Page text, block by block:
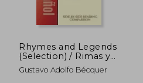
Rhymes and Legends
(Selection) / Rimas y
Leyendas
(Seleccion),A Dual-
Gustavo Adolfo Bécquer